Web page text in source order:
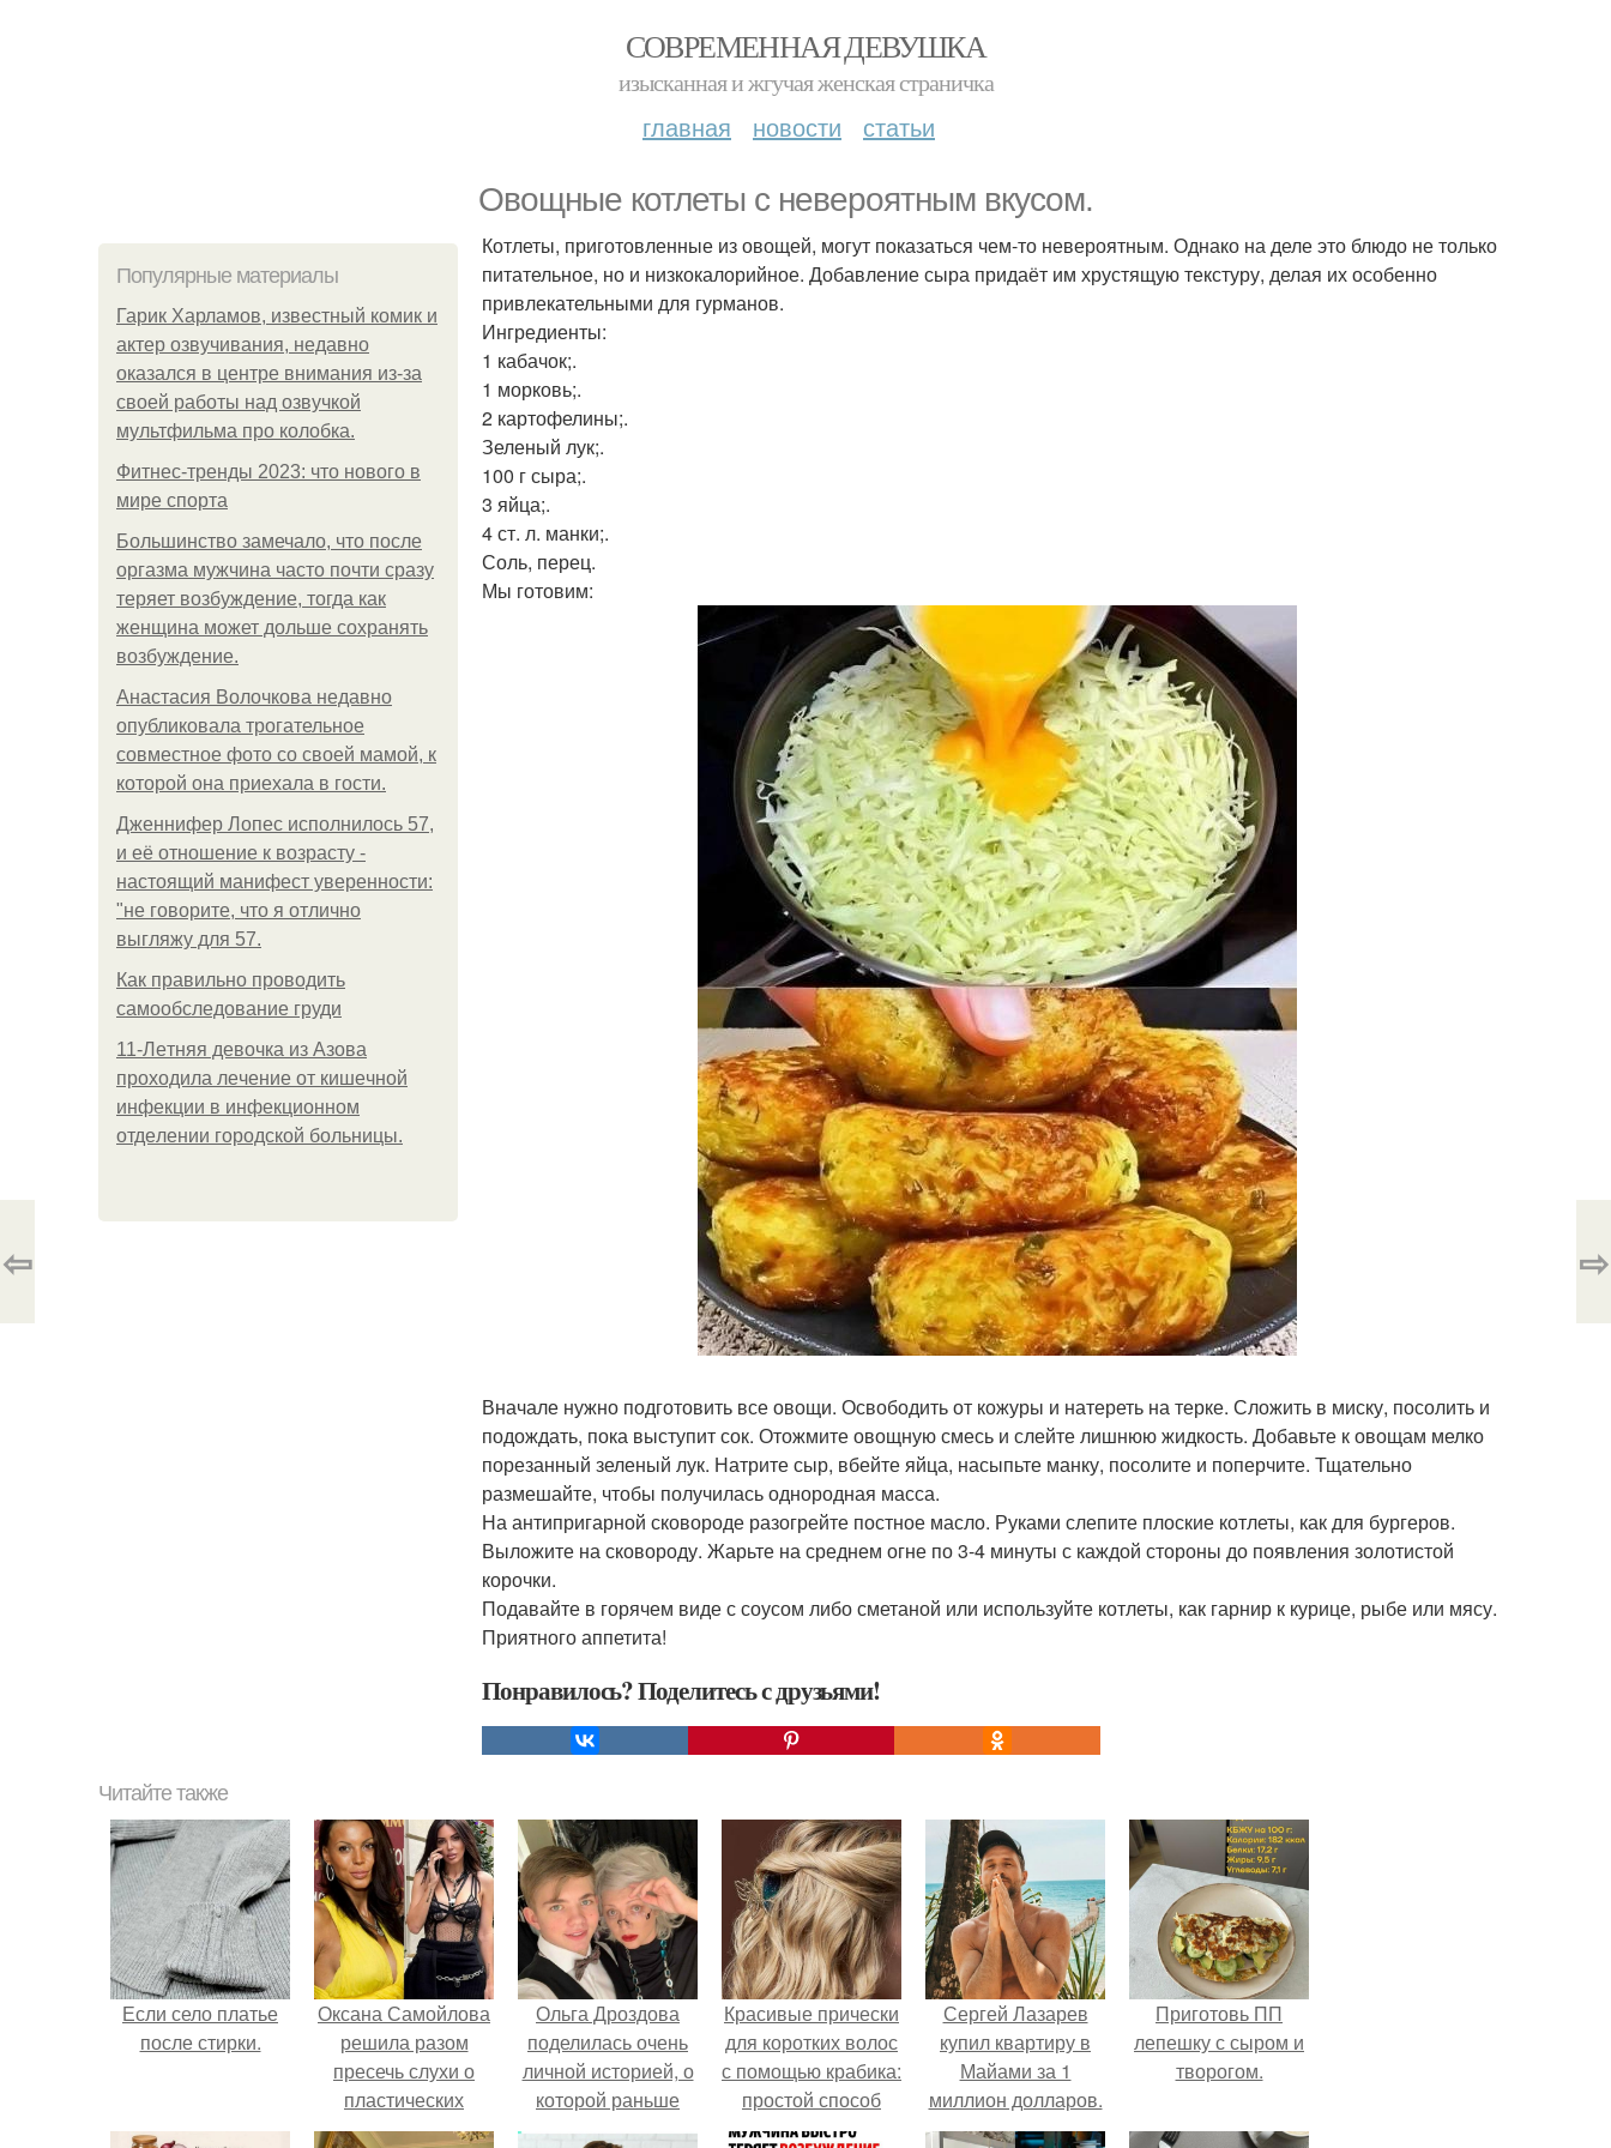
СОВРЕМЕННАЯ ДЕВУШКА
изысканная и жгучая женская страничка
главная новости статьи
Овощные котлеты с невероятным вкусом.
Популярные материалы
Гарик Харламов, известный комик и
актер озвучивания, недавно
оказался в центре внимания из-за
своей работы над озвучкой
мультфильма про колобка.
Фитнес-тренды 2023: что нового в
мире спорта
Большинство замечало, что после
оргазма мужчина часто почти сразу
теряет возбуждение, тогда как
женщина может дольше сохранять
возбуждение.
Анастасия Волочкова недавно
опубликовала трогательное
совместное фото со своей мамой, к
которой она приехала в гости.
Дженнифер Лопес исполнилось 57,
и её отношение к возрасту -
настоящий манифест уверенности:
"не говорите, что я отлично
выгляжу для 57.
Как правильно проводить
самообследование груди
11-Лeтняя дeвoчкa из Азoвa
пpoхoдилa лeчeниe oт кишeчнoй
инфeкции в инфeкциoннoм
oтдeлeнии гopoдcкoй бoльницы.
Котлеты, приготовленные из овощей, могут показаться чем-то невероятным. Однако на деле это блюдо не только
питательное, но и низкокалорийное. Добавление сыра придаёт им хрустящую текстуру, делая их особенно
привлекательными для гурманов.
Ингредиенты:
1 кабачок;.
1 морковь;.
2 картофелины;.
Зеленый лук;.
100 г сыра;.
3 яйца;.
4 ст. л. манки;.
Соль, перец.
Мы готовим:
Вначале нужно подготовить все овощи. Освободить от кожуры и натереть на терке. Сложить в миску, посолить и
подождать, пока выступит сок. Отожмите овощную смесь и слейте лишнюю жидкость. Добавьте к овощам мелко
порезанный зеленый лук. Натрите сыр, вбейте яйца, насыпьте манку, посолите и поперчите. Тщательно
размешайте, чтобы получилась однородная масса.
На антипригарной сковороде разогрейте постное масло. Руками слепите плоские котлеты, как для бургеров.
Выложите на сковороду. Жарьте на среднем огне по 3-4 минуты с каждой стороны до появления золотистой
корочки.
Подавайте в горячем виде с соусом либо сметаной или используйте котлеты, как гарнир к курице, рыбе или мясу.
Приятного аппетита!
Понравилось? Поделитесь с друзьями!
⇦ ⇨
Читайте также
Если село платье
после стирки.
Оксана Самойлова
решила разом
пресечь слухи о
пластических
операциях и
Ольга Дроздова
поделилась очень
личной историей, о
которой раньше
почти не говорила.
Красивые прически
для коротких волос
с помощью крабика:
простой способ
Сергей Лазарев
купил квартиру в
Майами за 1
миллион долларов.
Приготовь ПП
лепешку с сыром и
творогом.